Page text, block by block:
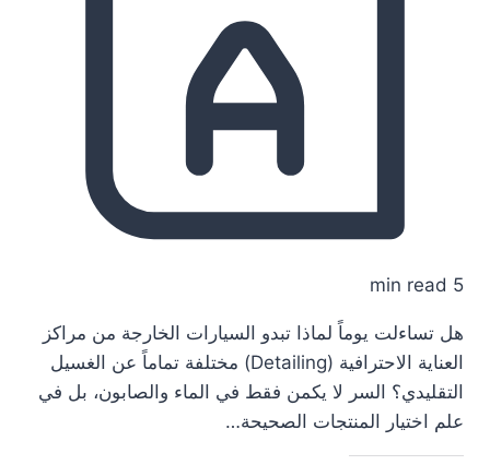
5 min read
هل تساءلت يوماً لماذا تبدو السيارات الخارجة من مراكز
العناية الاحترافية (Detailing) مختلفة تماماً عن الغسيل
التقليدي؟ السر لا يكمن فقط في الماء والصابون، بل في
علم اختيار المنتجات الصحيحة…